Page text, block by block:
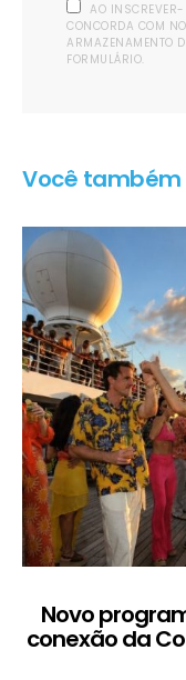
AO INSCREVER-
CONCORDA COM
ARMAZENAMENTO
FORMULÁRIO.
Você
Novo
conexão da